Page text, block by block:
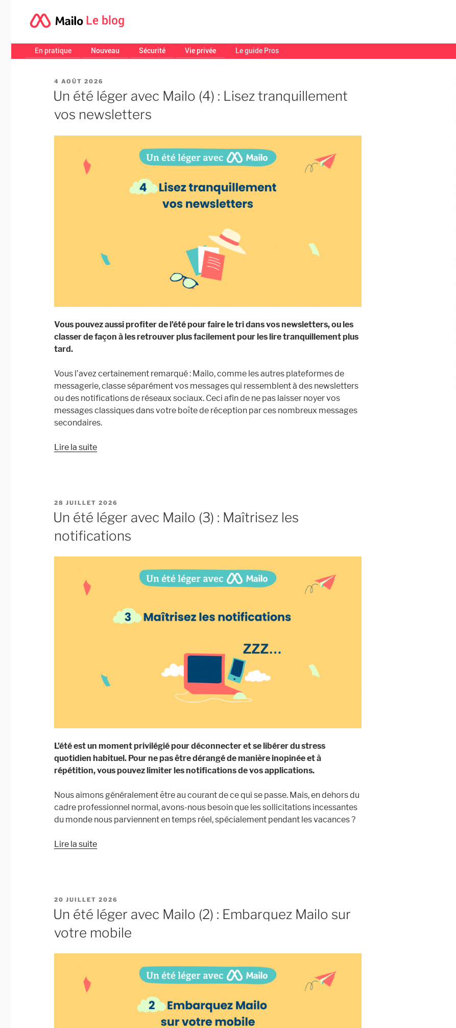
Le blog
En pratique Nouveau Sécurité Vie privée Le guide Pros
PUBLIÉ
LE
4 AOÛT 2026
Un été léger avec Mailo (4) : Lisez tranquillement
vos newsletters
Vous pouvez aussi profiter de l’été pour faire le tri dans vos newsletters, ou les
classer de façon à les retrouver plus facilement pour les lire tranquillement plus
tard.
Vous l’avez certainement remarqué : Mailo, comme les autres plateformes de
messagerie, classe séparément vos messages qui ressemblent à des newsletters
ou des notifications de réseaux sociaux. Ceci afin de ne pas laisser noyer vos
messages classiques dans votre boîte de réception par ces nombreux messages
secondaires.
Lire la suite« Un
(4) :
Lisez
tranquillement
newsletters »
PUBLIÉ
LE
28 JUILLET 2026
Un été léger avec Mailo (3) : Maîtrisez les
notifications
L’été est un moment privilégié pour déconnecter et se libérer du stress
quotidien habituel. Pour ne pas être dérangé de manière inopinée et à
répétition, vous pouvez limiter les notifications de vos applications.
Nous aimons généralement être au courant de ce qui se passe. Mais, en dehors du
cadre professionnel normal, avons-nous besoin que les sollicitations incessantes
du monde nous parviennent en temps réel, spécialement pendant les vacances ?
Lire la suite« Un
(3) :
Maîtrisez
les
PUBLIÉ
LE
20 JUILLET 2026
Un été léger avec Mailo (2) : Embarquez Mailo sur
votre mobile